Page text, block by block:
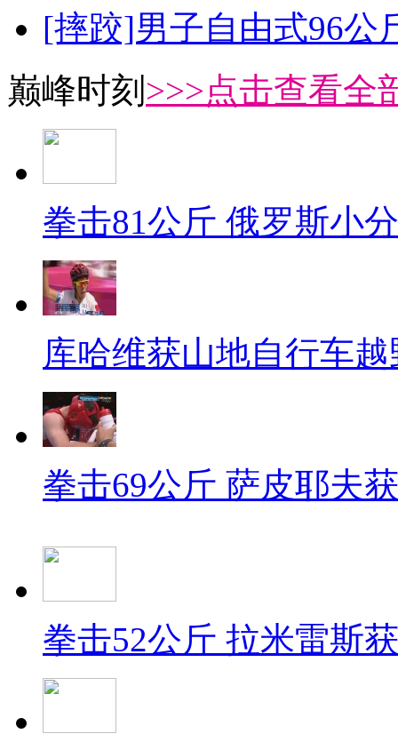
[摔跤]男子自由式96公
巅峰时刻 >>>点击查看全
拳击81公斤 俄罗斯小
库哈维获山地自行车
拳击69公斤 萨皮耶夫
拳击52公斤 拉米雷斯